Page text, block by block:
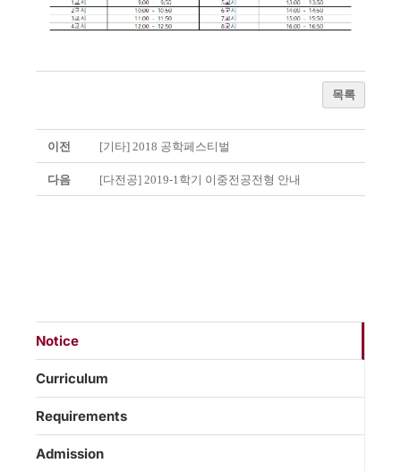
목록
이전 [기타] 2018 공학페스티벌
다음 [다전공] 2019-1학기 이중전공전형 안내
Notice
Curriculum
Requirements
Admission